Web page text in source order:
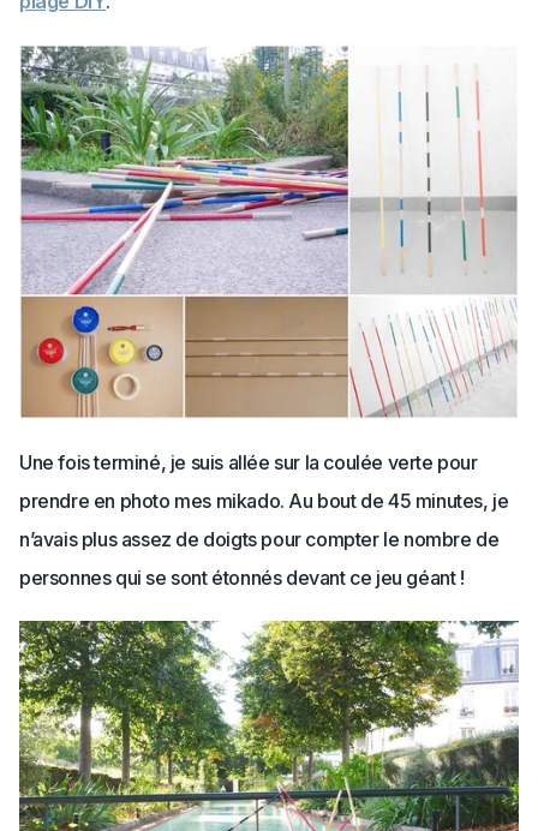
Une fois terminé, je suis allée sur la coulée verte pour
prendre en photo mes mikado. Au bout de 45 minutes, je
n’avais plus assez de doigts pour compter le nombre de
personnes qui se sont étonnés devant ce jeu géant !